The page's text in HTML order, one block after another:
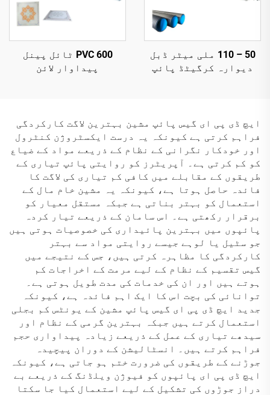
50 – 110 ملی میٹر ڈبل
دیوارہ کرگیٹڈ پائپ
600 PVC ٹائل پینل
پیداوار لائن
ایچ ڈی پی ای گیس پائپ مشین بہترین لاگت کارکردگی
فراہم کرتی ہے کیونکہ یہ درست ایکسٹروژن کنٹرول
اور خودکار نگرانی کے نظام کے ذریعے مواد کے ضیاع
کو کم کرتی ہے۔ آپریٹرز کو روایتی پائپ تیاری کے
طریقوں کے مقابلے میں کافی کم تیاری کی لاگت کا
فائدہ حاصل ہوتا ہے، کیونکہ یہ مشین خام مال کے
استعمال کو بہتر بناتی ہے جبکہ مستقل معیار کو
برقرار رکھتی ہے۔ اس سامان کے ذریعے تیار کردہ
پائپوں میں بہترین پائیداری کی خصوصیات ہوتی ہیں
جو سٹیل یا لوہے جیسے روایتی مواد سے بہتر
کارکردگی کا مظاہرہ کرتی ہیں، جس کے نتیجے میں
گیس تقسیم کے نظام کے لیے مرمت کے اخراجات کم
ہوتے ہیں اور ان کی خدمات کی مدت طویل ہوتی ہے۔
توانائی کی بچت اس کا ایک اہم فائدہ ہے، کیونکہ
جدید ایچ ڈی پی ای گیس پائپ مشین کے یونٹس کم بجلی
استعمال کرتے ہیں جبکہ بہترین گرمی کے نظام اور
سیدھے تیاری کے عمل کے ذریعے زیادہ پیداواری حجم
فراہم کرتے ہیں۔ انسٹالیشن کے دوران پیچیدہ
جوڑنے کے طریقوں کی ضرورت ختم ہو جاتی ہے، کیونکہ
ایچ ڈی پی ای پائپوں کو فیوژن ویلڈنگ کے ذریعے بے
دراز جوڑوں کی تشکیل کے لیے استعمال کیا جا سکتا